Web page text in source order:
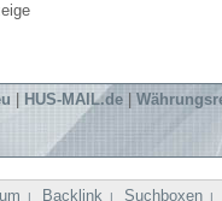
HUS-MAIL.de
| Backlink | Suchboxen |